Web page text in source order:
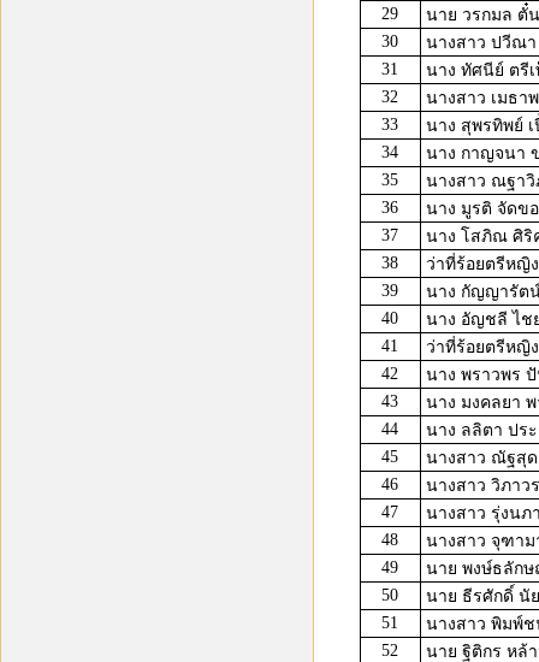
29
นาย วรกมล ตั๋
30
นางสาว ปวีณ
31
นาง ทัศนีย์ ตรี
32
นางสาว เมธา
33
นาง สุพรทิพย์
34
นาง กาญจนา
35
นางสาว ณฐา
36
นาง มูรติ จัดข
37
นาง โสภิณ ศิริ
38
ว่าที่ร้อยตรีหญิ
39
นาง กัญญารัต
40
นาง อัญชลี ไช
41
ว่าที่ร้อยตรีหญิ
42
นาง พราวพร
43
นาง มงคลยา
44
นาง ลลิตา ปร
45
นางสาว ณัฐสุ
46
นางสาว วิภา
47
นางสาว รุ่งนภ
48
นางสาว จุฑาม
49
นาย พงษ์ธลัก
50
นาย ธีรศักดิ์ นั
51
นางสาว พิมพ์
52
นาย ฐิติกร หล้